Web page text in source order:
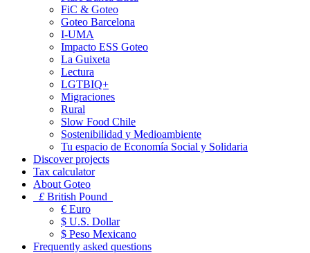
FiC & Goteo
Goteo Barcelona
I-UMA
Impacto ESS Goteo
La Guixeta
Lectura
LGTBIQ+
Migraciones
Rural
Slow Food Chile
Sostenibilidad y Medioambiente
Tu espacio de Economía Social y Solidaria
Discover projects
Tax calculator
About Goteo
£ British Pound
€ Euro
$ U.S. Dollar
$ Peso Mexicano
Frequently asked questions